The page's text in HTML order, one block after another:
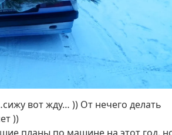
вот жду… )) От нечего делать
))